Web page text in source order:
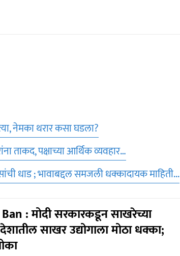
नेमका थरार कसा घडला?
ताकद, पक्षाच्या आर्थिक व्यवहार…
धाड ; भावाबद्दल समजली धक्कादायक माहिती...
: मोदी सरकारकडून साखरेच्या
देशातील साखर उद्योगाला मोठा धक्का;